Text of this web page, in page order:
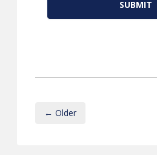
← Older